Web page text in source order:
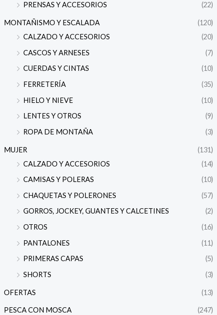
PRENSAS Y ACCESORIOS
(22)
MONTAÑISMO Y ESCALADA
(120)
CALZADO Y ACCESORIOS
(20)
CASCOS Y ARNESES
(7)
CUERDAS Y CINTAS
(10)
FERRETERÍA
(35)
HIELO Y NIEVE
(10)
LENTES Y OTROS
(9)
ROPA DE MONTAÑA
(3)
MUJER
(131)
CALZADO Y ACCESORIOS
(14)
CAMISAS Y POLERAS
(10)
CHAQUETAS Y POLERONES
(57)
GORROS, JOCKEY, GUANTES Y CALCETINES
(2)
OTROS
(16)
PANTALONES
(11)
PRIMERAS CAPAS
(5)
SHORTS
(3)
OFERTAS (13)
PESCA CON MOSCA
(247)